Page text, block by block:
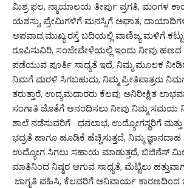
ಮಿಶ್ರ ಫಲ, ನ್ಯಾಯಾಲಯ ತೀರ್ಪು ಪ್ರಗತಿ, ಮಂಗಳ
ಯಶಸ್ಸು, ಪ್ರೇಮಿಗಳಿಗೆ ಮನಸ್ಸಿಗೆ ಅಘಾತ,
ಅಪವಾದ,ಮುಖ್ಯ ರಸ್ತೆ ಬದಿಯಲ್ಲಿ ವಾಣಿಜ್ಯ ಮಳಿಗೆ
ರೂಪಿಸುವಿರಿ, ಸಂಜೇವೇಳೆಯಲ್ಲಿ ಇಂದು ನೀವು ಹಣದ
ಪಡೆಯುವ ಪೂರ್ತಿ ಸಾಧ್ಯತೆ ಇದೆ, ನಿಮ್ಮ ಮೂಲಕ
ನಿಮಗೆ ಮರಳಿ ಸಿಗಬಹುದು, ನಿಮ್ಮ ಪ್ರೀತಿಪಾತ್ರರು
ತರುತ್ತಾರೆ, ಉದ್ಯಮದಾರರು ಕೆಲವು ಅನಿರೀಕ್ಷಿತ
ಸಂಗಾತಿ ಜೊತೆಗೆ ಆನಂದಿಸಲು ನೀವು ನಿಮ್ಮ ಸಮಯ
ಶಾಲೆ ನಡೆಸುವರಿಗೆ ಧನಲಾಭ, ಉದ್ಯೋಗಸ್ಥರಿಗೆ ಮತ್ತು
ಭದ್ರತೆ ಹಾಗೂ ಹೂಡಿಕೆ ಹೆಚ್ಚಿಸುತ್ತದೆ, ನಿಮ್ಮ
ಉದ್ಯೋಗ ಸಿಗಲು ಸಹಾಯ ಮಾಡುತ್ತದೆ, ಬಿಜಿನೆಸ್
ಮಾತಿನಿಂದ ನಿಷ್ಠರ ಆಗುವ ಸಾಧ್ಯತೆ, ಮೆಟ್ಟಿಲು
ಜಾಗೃತಿ ವಹಿಸಿ, ಕೆಲವರಿಗೆ ಅನಿವಾರ್ಯ ಕಾರಣದಿಂದ